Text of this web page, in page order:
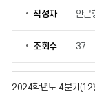
니
작성자 안근
조회수 37
2024학년도 4분기(12